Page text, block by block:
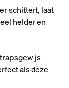
schittert, laat
helder en
als deze